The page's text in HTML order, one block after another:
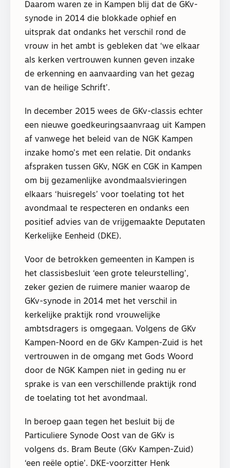
Daarom waren ze in Kampen blij dat de GKv-
synode in 2014 die blokkade ophief en
uitsprak dat ondanks het verschil rond de
vrouw in het ambt is gebleken dat ‘we elkaar
als kerken vertrouwen kunnen geven inzake
de erkenning en aanvaarding van het gezag
van de heilige Schrift’.
In december 2015 wees de GKv-classis echter
een nieuwe goedkeuringsaanvraag uit Kampen
af vanwege het beleid van de NGK Kampen
inzake homo’s met een relatie. Dit ondanks
afspraken tussen GKv, NGK en CGK in Kampen
om bij gezamenlijke avondmaalsvieringen
elkaars ‘huisregels’ voor toelating tot het
avondmaal te respecteren en ondanks een
positief advies van de vrijgemaakte Deputaten
Kerkelijke Eenheid (DKE).
Voor de betrokken gemeenten in Kampen is
het classisbesluit ‘een grote teleurstelling’,
zeker gezien de ruimere manier waarop de
GKv-synode in 2014 met het verschil in
kerkelijke praktijk rond vrouwelijke
ambtsdragers is omgegaan. Volgens de GKv
Kampen-Noord en de GKv Kampen-Zuid is het
vertrouwen in de omgang met Gods Woord
door de NGK Kampen niet in geding nu er
sprake is van een verschillende praktijk rond
de toelating tot het avondmaal.
In beroep gaan tegen het besluit bij de
Particuliere Synode Oost van de GKv is
volgens ds. Bram Beute (GKv Kampen-Zuid)
‘een reële optie’. DKE-voorzitter Henk